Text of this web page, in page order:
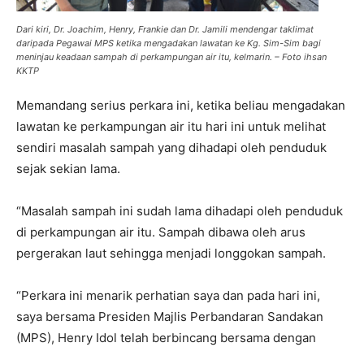
Dari kiri, Dr. Joachim, Henry, Frankie dan Dr. Jamili mendengar taklimat
daripada Pegawai MPS ketika mengadakan lawatan ke Kg. Sim-Sim bagi
meninjau keadaan sampah di perkampungan air itu, kelmarin. – Foto ihsan
KKTP
Memandang serius perkara ini, ketika beliau mengadakan
lawatan ke perkampungan air itu hari ini untuk melihat
sendiri masalah sampah yang dihadapi oleh penduduk
sejak sekian lama.
“Masalah sampah ini sudah lama dihadapi oleh penduduk
di perkampungan air itu. Sampah dibawa oleh arus
pergerakan laut sehingga menjadi longgokan sampah.
“Perkara ini menarik perhatian saya dan pada hari ini,
saya bersama Presiden Majlis Perbandaran Sandakan
(MPS), Henry Idol telah berbincang bersama dengan